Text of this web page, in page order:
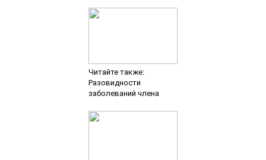
Читайте также:
Разовидности
заболеваний члена